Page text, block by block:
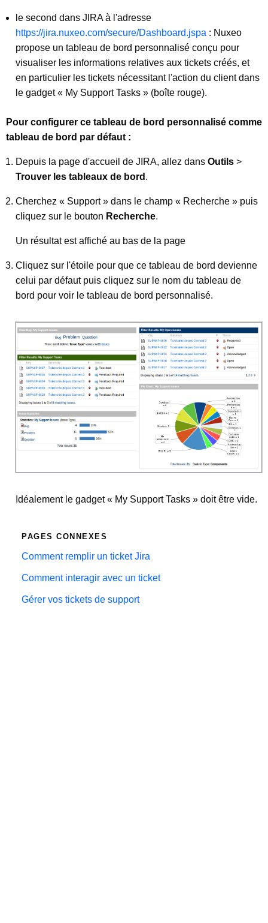
le second dans JIRA à l'adresse
https://jira.nuxeo.com/secure/Dashboard.jspa : Nuxeo
propose un tableau de bord personnalisé conçu pour
visualiser les informations relatives aux tickets créés, et
en particulier les tickets nécessitant l'action du client dans
le gadget « My Support Tasks » (boîte rouge).
Pour configurer ce tableau de bord personnalisé comme
tableau de bord par défaut :
Depuis la page d'accueil de JIRA, allez dans Outils >
Trouver les tableaux de bord .
Cherchez « Support » dans le champ « Recherche » puis
cliquez sur le bouton Recherche.
Un résultat est affiché au bas de la page
Cliquez sur l'étoile pour que ce tableau de bord devienne
celui par défaut puis cliquez sur le nom du tableau de
bord pour voir le tableau de bord personnalisé.
Idéalement le gadget « My Support Tasks » doit être vide.
PAGES CONNEXES
Comment remplir un ticket Jira
Comment interagir avec un ticket
Gérer vos tickets de support